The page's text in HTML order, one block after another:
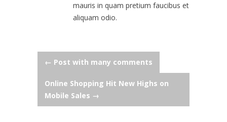
mauris in quam pretium faucibus et
aliquam odio.
Post
navigation
← Post with many comments
Online Shopping Hit New Highs on
Mobile Sales →